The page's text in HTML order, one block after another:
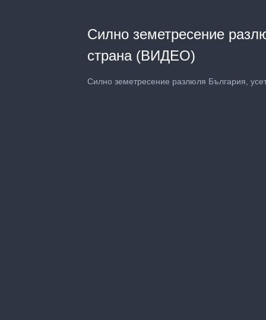
Силно земетресение
страна (ВИДЕО)
Силно земетресение разлюля България,